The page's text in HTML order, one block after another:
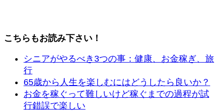
こちらもお読み下さい！
シニアがやるべき3つの事：健康、お金稼ぎ、旅
行
65歳から人生を楽しむにはどうしたら良いか？
お金を稼ぐって難しいけど稼ぐまでの過程が試
行錯誤で楽しい